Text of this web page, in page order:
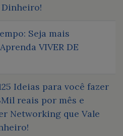
Seja mais
VIVER DE
Ideias para você fazer
reais por mês e
Networking que Vale